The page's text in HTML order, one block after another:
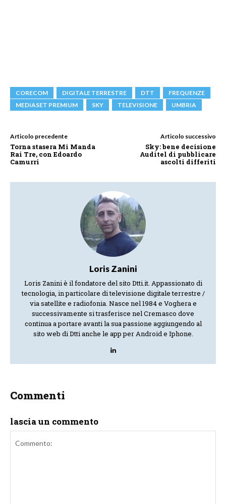
CORECOM DIGITALE TERRESTRE DTT
FREQUENZE
MEDIASET PREMIUM
SKY TELEVISIONE UMBRIA
Articolo precedente
Torna stasera Mi Manda
Rai Tre, con Edoardo
Camurri
Articolo successivo
Sky: bene decisione
Auditel di pubblicare
ascolti differiti
Loris Zanini
Loris Zanini è il fondatore del sito Dtti.it. Appassionato di
tecnologia, in particolare di televisione digitale terrestre /
via satellite e radiofonia. Nasce nel 1984 e Voghera e
successivamente si trasferisce nel Cremasco dove
continua a portare avanti la sua passione aggiungendo al
sito web di Dtti anche le app per Android e Iphone.
Commenti
lascia un commento